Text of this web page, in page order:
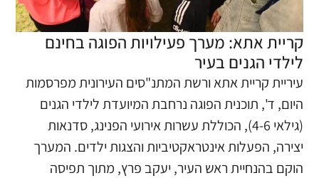
קריית אתא: מערך פעילויות הפוגה בחינם
לילדי הגנים בעיר
עיריית קריית אתא ורשת המתנ"סים העירונית מפרסמות
היום, ד', תוכנית הפוגה נרחבת המיועדת לילדי הגנים
(גילאי 4-6), הכוללת עשרות אירועי הפנינג, סדנאות
יצירה, הפעלות אינטראקטיביות והצגות ילדים. המערך
הוקם בהנחיית ראש העיר, יעקב פרץ, מתוך תפיסה